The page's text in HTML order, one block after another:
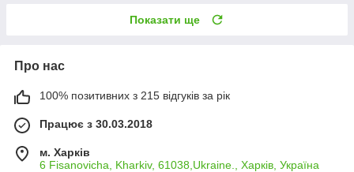
Показати ще
Про нас
100% позитивних з 215 відгуків за рік
Працює з 30.03.2018
м. Харків
6 Fisanovicha, Kharkiv, 61038,Ukraine., Харків, Україна